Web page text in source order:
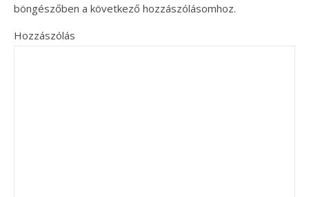
böngészőben a következő hozzászólásomhoz.
Hozzászólás